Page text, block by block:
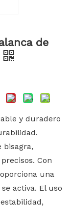
de
y duradero
bisagra,
Con
una
activa. El uso